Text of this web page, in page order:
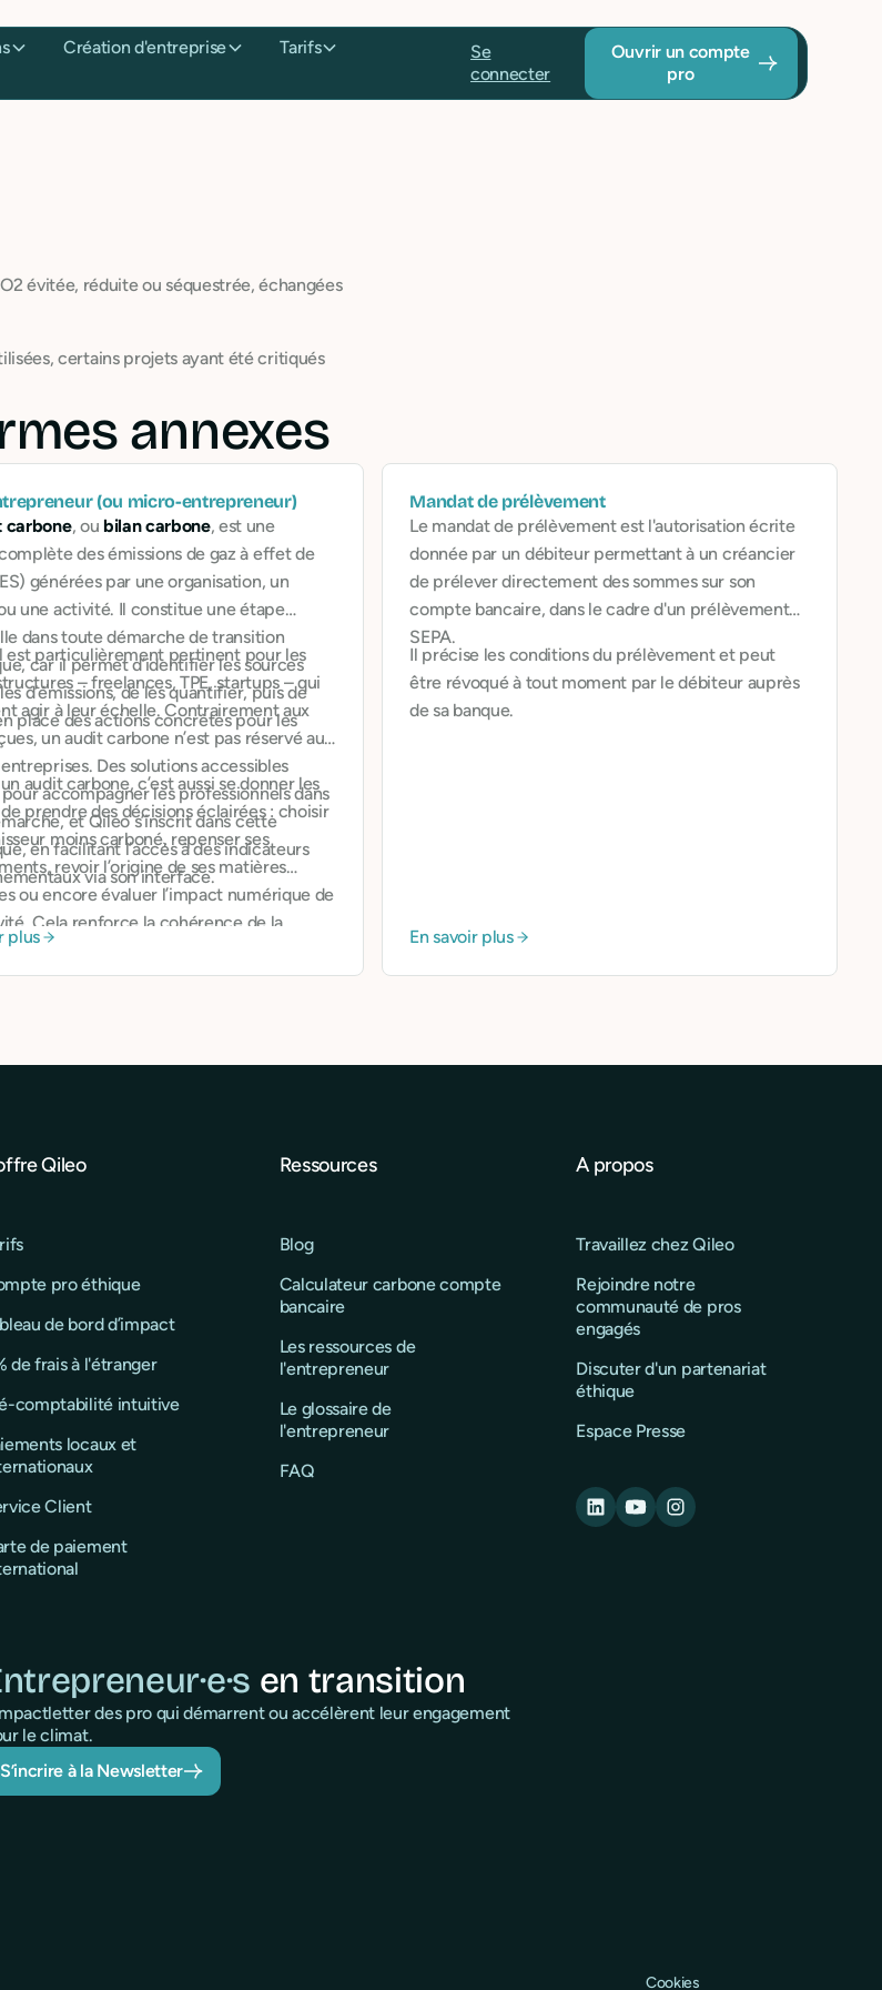
Création d'entreprise
Tarifs
Se
connecter
Ouvrir un compte
pro
évitée, réduite ou séquestrée, échangées
certains projets ayant été critiqués
annexes
(ou micro-entrepreneur)
carbone, ou bilan carbone, est une
des émissions de gaz à effet de
générées par une organisation, un
une activité. Il constitue une étape
dans toute démarche de transition
car il permet d’identifier les sources
d’émissions, de les quantifier, puis de
place des actions concrètes pour les
est particulièrement pertinent pour les
– freelances, TPE, startups – qui
agir à leur échelle. Contrairement aux
un audit carbone n’est pas réservé aux
Des solutions accessibles
accompagner les professionnels dans
et Qileo s’inscrit dans cette
en facilitant l’accès à des indicateurs
via son interface.
audit carbone, c’est aussi se donner les
prendre des décisions éclairées : choisir
moins carboné, repenser ses
revoir l’origine de ses matières
ou encore évaluer l’impact numérique de
Cela renforce la cohérence de la
RSE et peut devenir un argument
face à des clients ou investisseurs
plus
Mandat de prélèvement
Le mandat de prélèvement est l'autorisation écrite
donnée par un débiteur permettant à un créancier
de prélever directement des sommes sur son
compte bancaire, dans le cadre d'un prélèvement
SEPA.
Il précise les conditions du prélèvement et peut
être révoqué à tout moment par le débiteur auprès
de sa banque.
En savoir plus
Qileo
pro éthique
de bord d’impact
de frais à l'étranger
comptabilité intuitive
locaux et
Client
de paiement
Ressources
Blog
Calculateur carbone compte
bancaire
Les ressources de
l'entrepreneur
Le glossaire de
l'entrepreneur
FAQ
A propos
Travaillez chez Qileo
Rejoindre notre
communauté de pros
engagés
Discuter d'un partenariat
éthique
Espace Presse
en transition
des pro qui démarrent ou accélèrent leur engagement
le climat.
S’incrire à la Newsletter
Cookies